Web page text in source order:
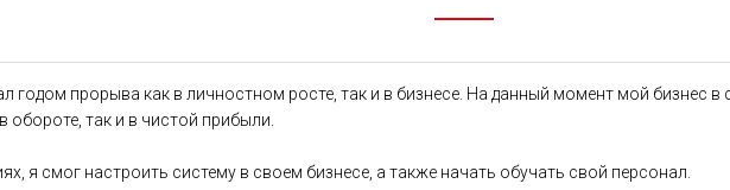
годом прорыва как в личностном росте, так и в бизнесе. На данный момент мой бизнес в
обороте, так и в чистой прибыли.
я смог настроить систему в своем бизнесе, а также начать обучать свой персонал.